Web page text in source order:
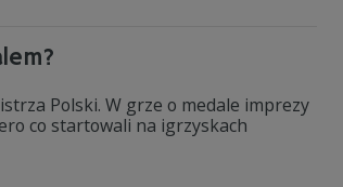
Polski. W grze o medale imprezy
co startowali na igrzyskach